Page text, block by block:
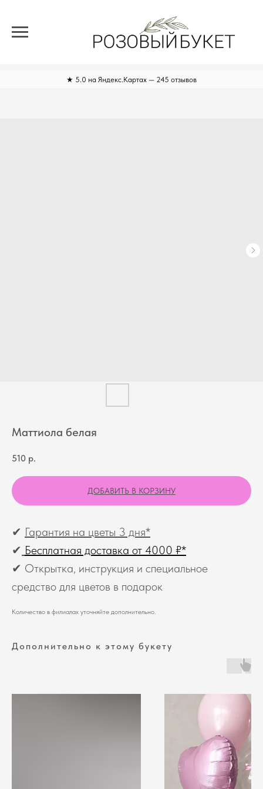
★ 5.0 на Яндекс.Картах — 245 отзывов
Маттиола белая
510 р.
ДОБАВИТЬ В КОРЗИНУ
✔ Гарантия на цветы 3 дня*
✔ Бесплатная доставка от 4000 ₽*
✔ Открытка, инструкция и специальное
средство для цветов в подарок
Количество в филиалах уточняйте дополнительно.
Дополнительно к этому букету